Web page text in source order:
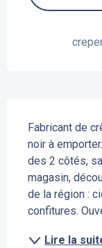
Fabricant de
noir à
des 2 côtés,
magasin,
de la région :
confitures.
Lire la